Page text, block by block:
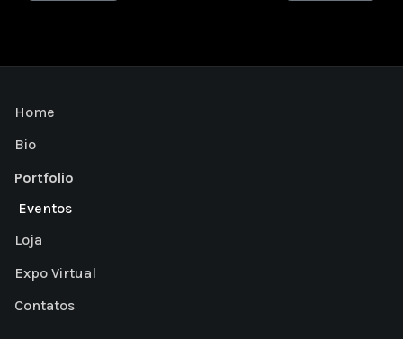
Home
Bio
Portfolio
Eventos
Loja
Expo Virtual
Contatos